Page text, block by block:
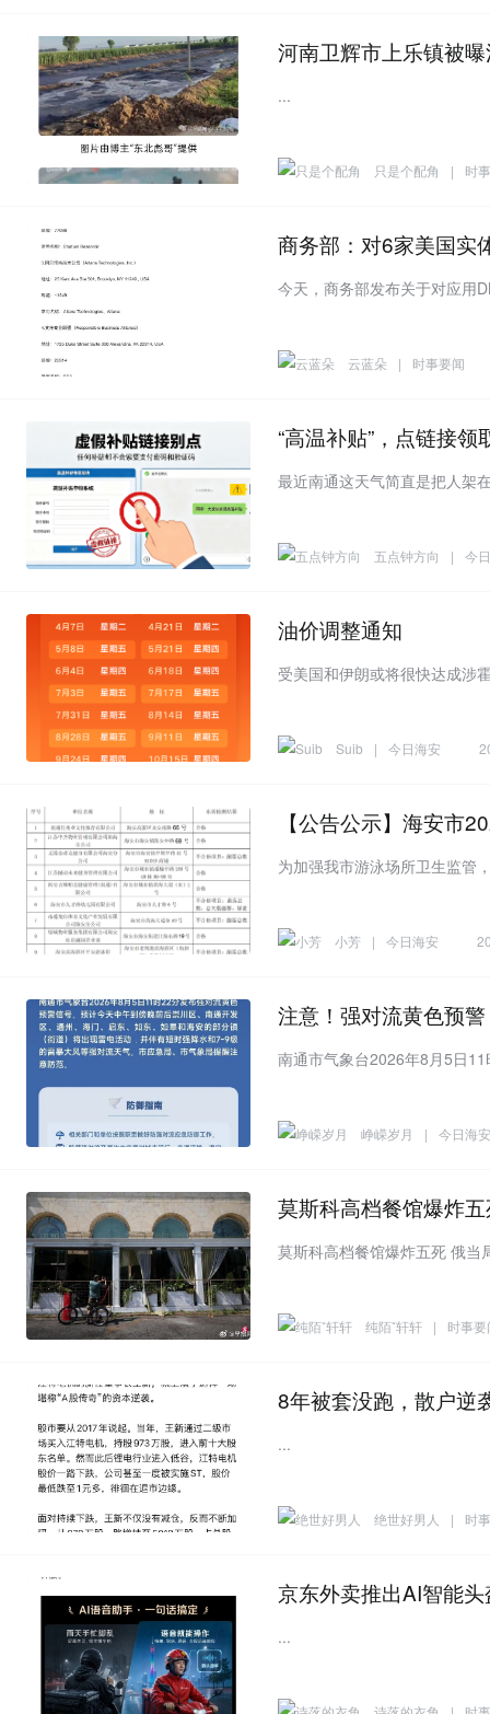
河南卫辉市上乐镇被
...
只是个配角 | 时
商务部：对6家美国实
云蓝朵 | 时事要闻
“高温补贴”，点链接领
五点钟方向 | 今
油价调整通知
Suib | 今日海安
【公告公示】海安市
小芳 | 今日海安
注意！强对流黄色预
峥嵘岁月 | 今日海安
莫斯科高档餐馆爆炸
纯陌ˇ轩轩 | 时事要
8年被套没跑，散户逆
...
绝世好男人 | 时
京东外卖推出AI智能头
...